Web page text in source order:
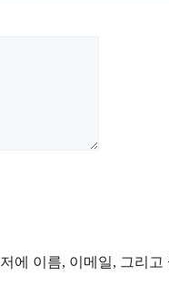
에 이름, 이메일, 그리